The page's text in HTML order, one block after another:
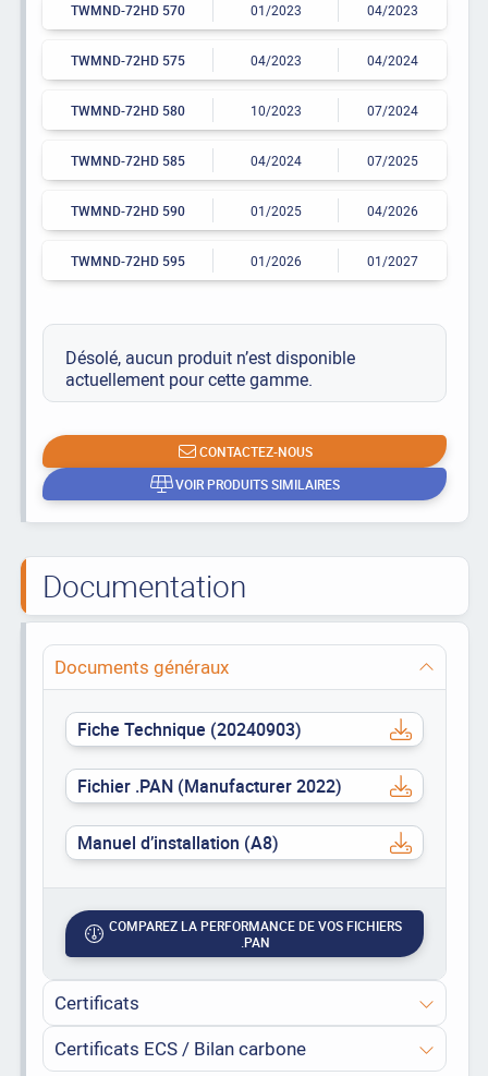
TWMND-72HD 570 01/2023 04/2023
TWMND-72HD 575 04/2023 04/2024
TWMND-72HD 580 10/2023 07/2024
TWMND-72HD 585 04/2024 07/2025
TWMND-72HD 590 01/2025 04/2026
TWMND-72HD 595 01/2026 01/2027
Désolé, aucun produit n’est disponible
actuellement pour cette gamme.
CONTACTEZ-NOUS
VOIR PRODUITS SIMILAIRES
Documentation
Documents généraux
Fiche Technique (20240903)
Fichier .PAN (Manufacturer 2022)
Manuel d’installation (A8)
COMPAREZ LA PERFORMANCE DE VOS FICHIERS
.PAN
Certificats
Certificats ECS / Bilan carbone